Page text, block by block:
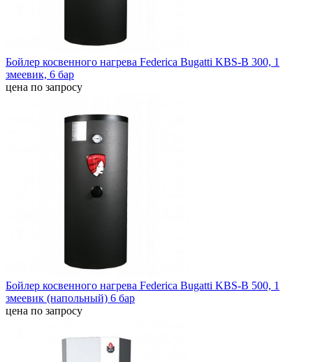
Бойлер косвенного нагрева Federica Bugatti KBS-B 300, 1
змеевик, 6 бар
цена по запросу
Бойлер косвенного нагрева Federica Bugatti KBS-B 500, 1
змеевик (напольный) 6 бар
цена по запросу